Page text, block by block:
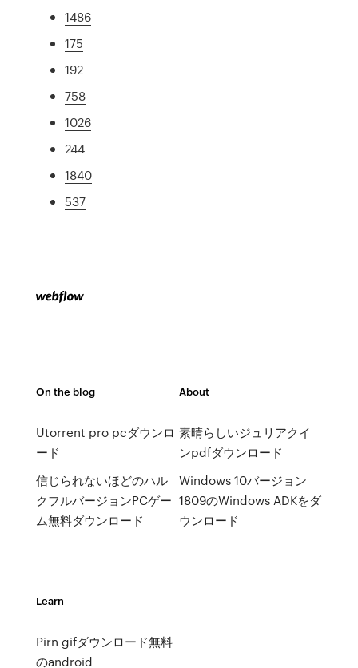
1486
175
192
758
1026
244
1840
537
On the blog
Utorrent pro pcダウンロ
ード
信じられないほどのハル
クフルバージョンPCゲー
ム無料ダウンロード
About
素晴らしいジュリアクイ
ンpdfダウンロード
Windows 10バージョン
1809のWindows ADKをダ
ウンロード
Learn
Pirn gifダウンロード無料
のandroid